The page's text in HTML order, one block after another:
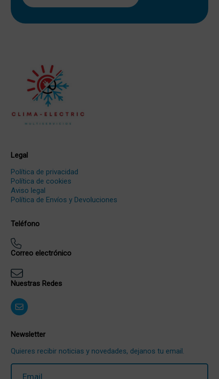
Legal
Política de privacidad
Política de cookies
Aviso legal
Política de Envíos y Devoluciones
Teléfono
Correo electrónico
Nuestras Redes
Newsletter
Quieres recibir noticias y novedades, dejanos tu email.